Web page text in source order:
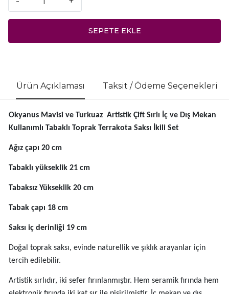
SEPETE EKLE
Ürün Açıklaması Taksit / Ödeme Seçenekleri
Okyanus Mavisi ve Turkuaz Artistik Çift Sırlı İç ve Dış Mekan
Kullanımlı Tabaklı Toprak Terrakota Saksı İkili Set
Ağız çapı 20 cm
Tabaklı yükseklik 21 cm
Tabaksız Yükseklik 20 cm
Tabak çapı 18 cm
Saksı iç derinliği 19 cm
Doğal toprak saksı, evinde naturellik ve şıklık arayanlar için
tercih edilebilir.
Artistik sırlıdır, iki sefer fırınlanmıştır. Hem seramik fırında hem